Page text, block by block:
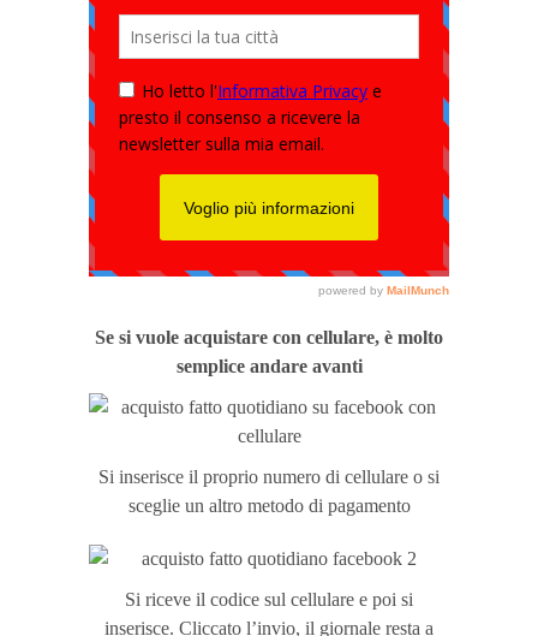
Se si vuole acquistare con cellulare, è molto
semplice andare avanti
Si inserisce il proprio numero di cellulare o si
sceglie un altro metodo di pagamento
Si riceve il codice sul cellulare e poi si
inserisce. Cliccato l’invio, il giornale resta a